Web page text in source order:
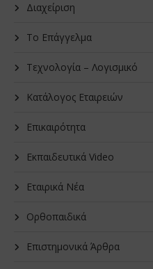
Διαχείριση
Το Επάγγελμα
Τεχνολογία – Λογισμικό
Κατάλογος Εταιρειών
Επικαιρότητα
Εκπαιδευτικά Video
Εταιρικά Νέα
Oρθοπαιδικά
Επιστημονικά Άρθρα